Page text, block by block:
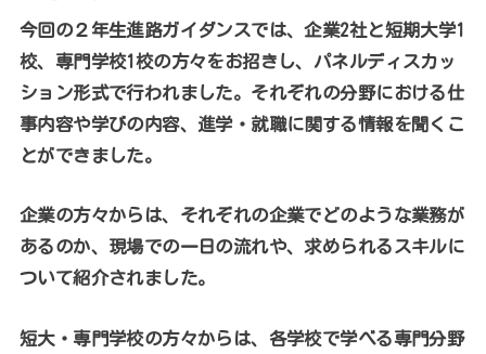
今回の２年生進路ガイダンスでは、企業2社と短期大学1
校、専門学校1校の方々をお招きし、パネルディスカッ
ション形式で行われました。それぞれの分野における仕
事内容や学びの内容、進学・就職に関する情報を聞くこ
とができました。
企業の方々からは、それぞれの企業でどのような業務が
あるのか、現場での一日の流れや、求められるスキルに
ついて紹介されました。
短大・専門学校の方々からは、各学校で学べる専門分野